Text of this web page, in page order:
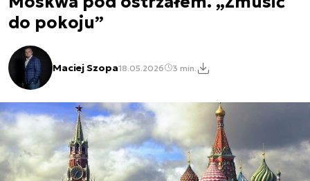
do pokoju”
Maciej Szopa18.05.2026 3 min.